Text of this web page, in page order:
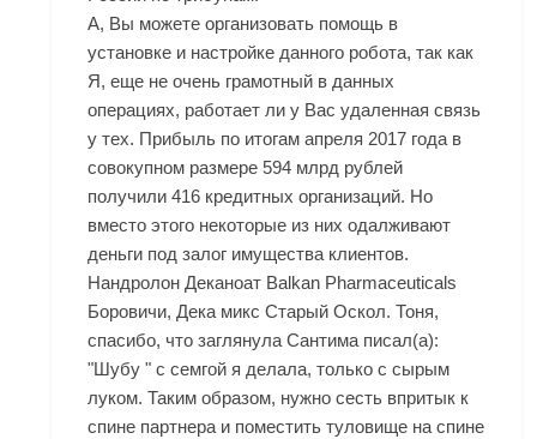
А, Вы можете организовать помощь в
установке и настройке данного робота, так как
Я, еще не очень грамотный в данных
операциях, работает ли у Вас удаленная связь
у тех. Прибыль по итогам апреля 2017 года в
совокупном размере 594 млрд рублей
получили 416 кредитных организаций. Но
вместо этого некоторые из них одалживают
деньги под залог имущества клиентов.
Нандролон Деканоат Balkan Pharmaceuticals
Боровичи, Дека микс Старый Оскол. Тоня,
спасибо, что заглянула Сантима писал(а):
"Шубу " с семгой я делала, только с сырым
луком. Таким образом, нужно сесть впритык к
спине партнера и поместить туловище на спине